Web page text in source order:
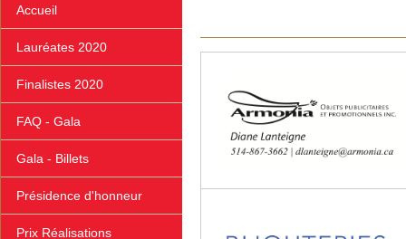
Accueil
Lauréates 2020
Finalistes 2020
FAQ - Gala
Gala - Billets
Présidence d'honneur
Prix Réalisations